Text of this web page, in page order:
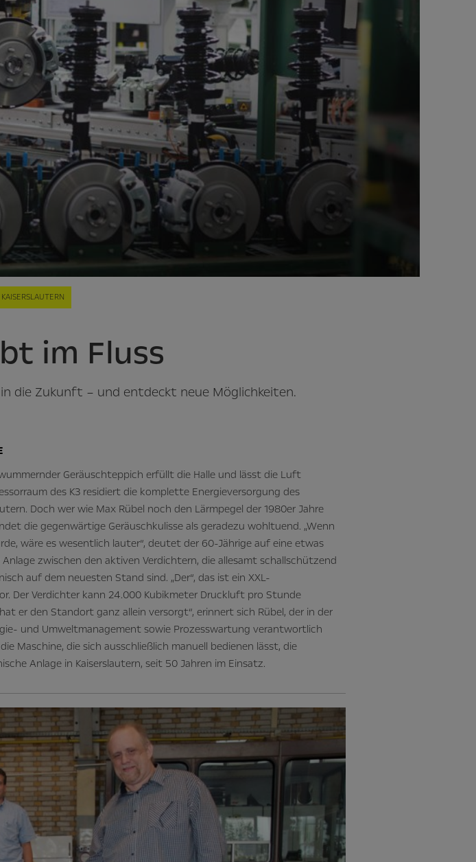
im Fluss
die Zukunft – und entdeckt neue Möglichkeiten.
Geräuschteppich erfüllt die Halle und lässt die Luft
des K3 residiert die komplette Energieversorgung des
Doch wer wie Max Rübel noch den Lärmpegel der 1980er Jahre
die gegenwärtige Geräuschkulisse als geradezu wohltuend. „Wenn
wäre es wesentlich lauter“, deutet der 60-Jährige auf eine etwas
zwischen den aktiven Verdichtern, die allesamt schallschützend
auf dem neuesten Stand sind. „Der“, das ist ein XXL-
Der Verdichter kann 24.000 Kubikmeter Druckluft pro Stunde
er den Standort ganz allein versorgt“, erinnert sich Rübel, der in der
und Umweltmanagement sowie Prozesswartung verantwortlich
Maschine, die sich ausschließlich manuell bedienen lässt, die
Anlage in Kaiserslautern, seit 50 Jahren im Einsatz.